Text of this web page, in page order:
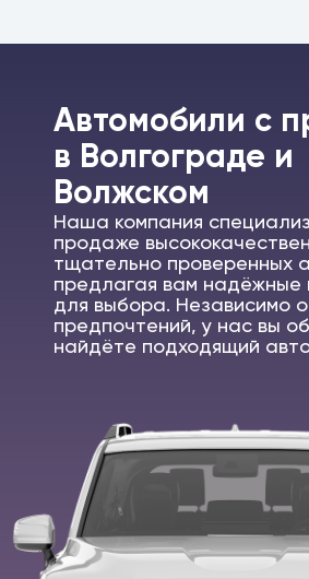
Автомобили c
в Волгограде и
Волжском
Наша компания
продаже
тщательно проверенных
предлагая вам надёжные
для выбора. Независимо
предпочтений, у нас вы
найдёте подходящий